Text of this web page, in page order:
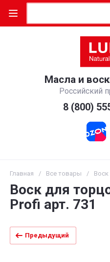
Масла и
Российский
8 (800)
Главная / Все товары / Воск
Воск для
Profi арт. 731
Предыдущий